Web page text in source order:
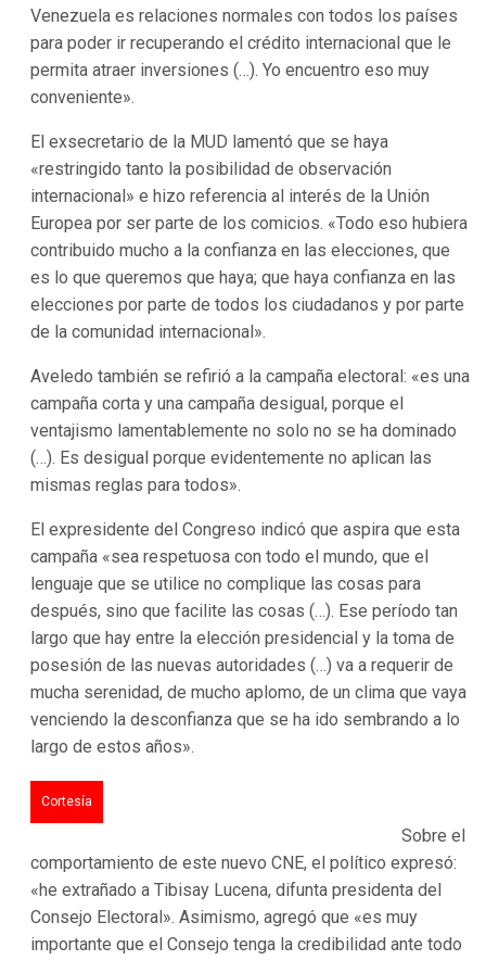
Venezuela es relaciones normales con todos los países
para poder ir recuperando el crédito internacional que le
permita atraer inversiones (…). Yo encuentro eso muy
conveniente».
El exsecretario de la MUD lamentó que se haya
«restringido tanto la posibilidad de observación
internacional» e hizo referencia al interés de la Unión
Europea por ser parte de los comicios. «Todo eso hubiera
contribuido mucho a la confianza en las elecciones, que
es lo que queremos que haya; que haya confianza en las
elecciones por parte de todos los ciudadanos y por parte
de la comunidad internacional».
Aveledo también se refirió a la campaña electoral: «es una
campaña corta y una campaña desigual, porque el
ventajismo lamentablemente no solo no se ha dominado
(…). Es desigual porque evidentemente no aplican las
mismas reglas para todos».
El expresidente del Congreso indicó que aspira que esta
campaña «sea respetuosa con todo el mundo, que el
lenguaje que se utilice no complique las cosas para
después, sino que facilite las cosas (…). Ese período tan
largo que hay entre la elección presidencial y la toma de
posesión de las nuevas autoridades (…) va a requerir de
mucha serenidad, de mucho aplomo, de un clima que vaya
venciendo la desconfianza que se ha ido sembrando a lo
largo de estos años».
Cortesía
Sobre el
comportamiento de este nuevo CNE, el político expresó:
«he extrañado a Tibisay Lucena, difunta presidenta del
Consejo Electoral». Asimismo, agregó que «es muy
importante que el Consejo tenga la credibilidad ante todo